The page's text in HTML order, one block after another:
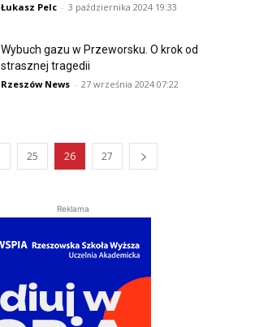
Łukasz Pelc - 3 października 2024 19:33
Wybuch gazu w Przeworsku. O krok od
strasznej tragedii
Rzeszów News - 27 września 2024 07:22
25 26 27
Reklama